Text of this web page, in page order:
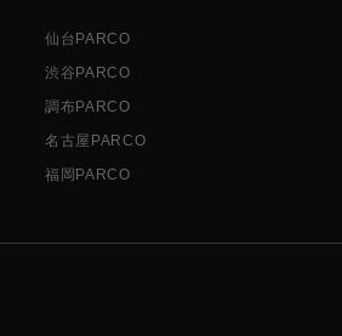
仙台PARCO
渋谷PARCO
調布PARCO
名古屋PARCO
福岡PARCO